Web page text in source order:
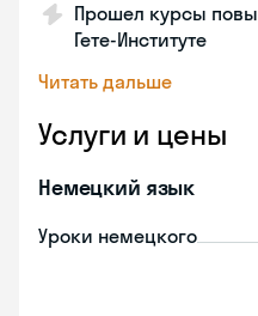
Прошел курсы
Гете-Институте
Читать дальше
Услуги и цены
Немецкий язык
Уроки немецкого